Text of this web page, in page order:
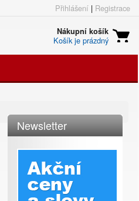
Přihlášení | Registrace
Nákupní košík
Košík je prázdný
Newsletter